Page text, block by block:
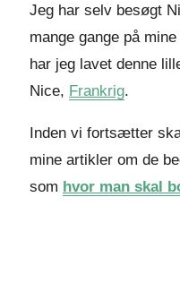
Jeg har selv besøgt
mange gange på
har jeg lavet denne
Nice, Frankrig.
Inden vi fortsætter
mine artikler om de
som hvor man skal